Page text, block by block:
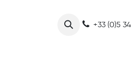
+33 (0)5 34